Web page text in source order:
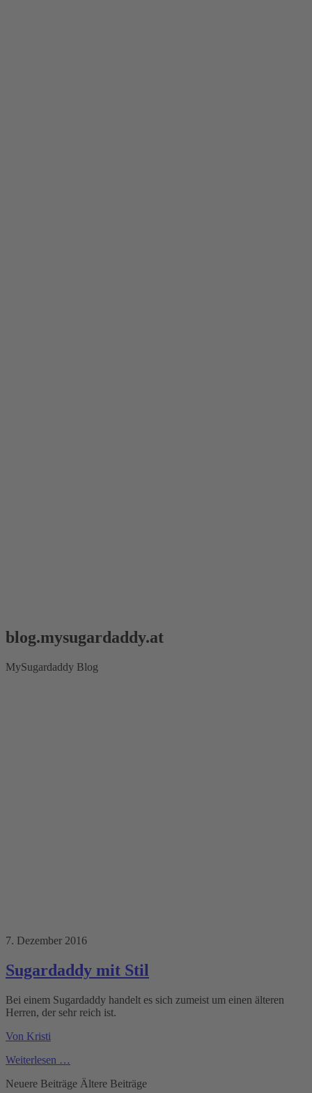
blog.mysugardaddy.at
MySugardaddy Blog
7. Dezember 2016
Sugardaddy mit Stil
Bei einem Sugardaddy handelt es sich zumeist um einen älteren
Herren, der sehr reich ist.
Von Kristi
Weiterlesen …
Neuere Beiträge Ältere Beiträge